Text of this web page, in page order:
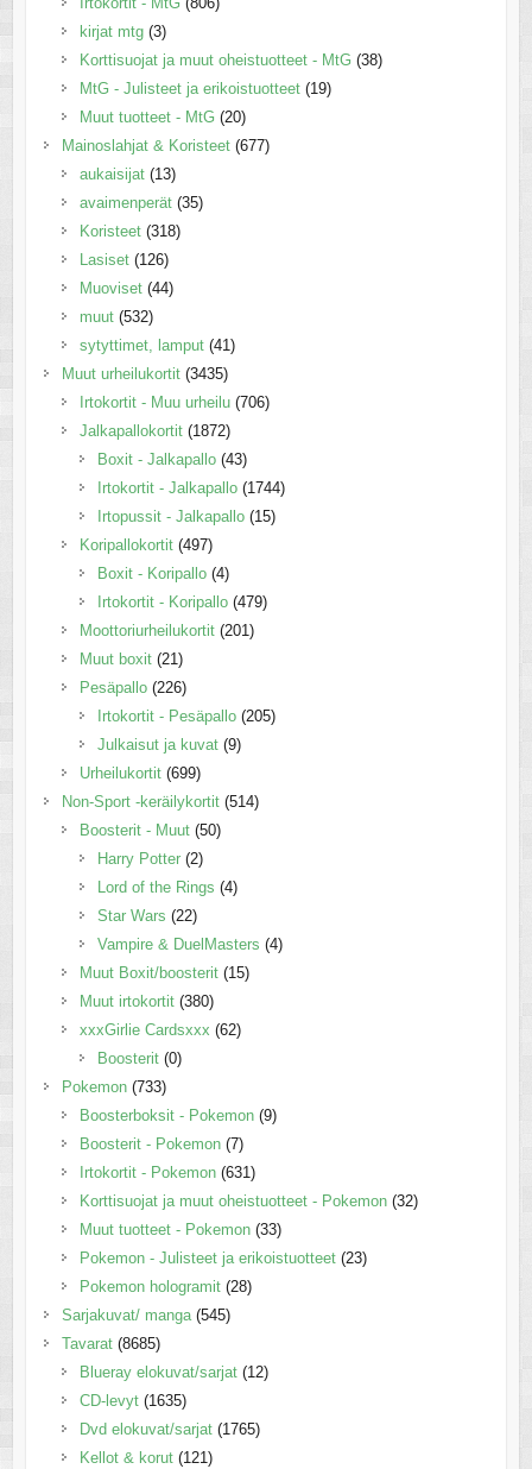
kirjat mtg (3)
Korttisuojat ja muut oheistuotteet - MtG (38)
MtG - Julisteet ja erikoistuotteet (19)
Muut tuotteet - MtG (20)
Mainoslahjat & Koristeet (677)
aukaisijat (13)
avaimenperät (35)
Koristeet (318)
Lasiset (126)
Muoviset (44)
muut (532)
sytyttimet, lamput (41)
Muut urheilukortit (3435)
Irtokortit - Muu urheilu (706)
Jalkapallokortit (1872)
Boxit - Jalkapallo (43)
Irtokortit - Jalkapallo (1744)
Irtopussit - Jalkapallo (15)
Koripallokortit (497)
Boxit - Koripallo (4)
Irtokortit - Koripallo (479)
Moottoriurheilukortit (201)
Muut boxit (21)
Pesäpallo (226)
Irtokortit - Pesäpallo (205)
Julkaisut ja kuvat (9)
Urheilukortit (699)
Non-Sport -keräilykortit (514)
Boosterit - Muut (50)
Harry Potter (2)
Lord of the Rings (4)
Star Wars (22)
Vampire & DuelMasters (4)
Muut Boxit/boosterit (15)
Muut irtokortit (380)
xxxGirlie Cardsxxx (62)
Boosterit (0)
Pokemon (733)
Boosterboksit - Pokemon (9)
Boosterit - Pokemon (7)
Irtokortit - Pokemon (631)
Korttisuojat ja muut oheistuotteet - Pokemon (32)
Muut tuotteet - Pokemon (33)
Pokemon - Julisteet ja erikoistuotteet (23)
Pokemon hologramit (28)
Sarjakuvat/ manga (545)
Tavarat (8685)
Blueray elokuvat/sarjat (12)
CD-levyt (1635)
Dvd elokuvat/sarjat (1765)
Kellot & korut (121)